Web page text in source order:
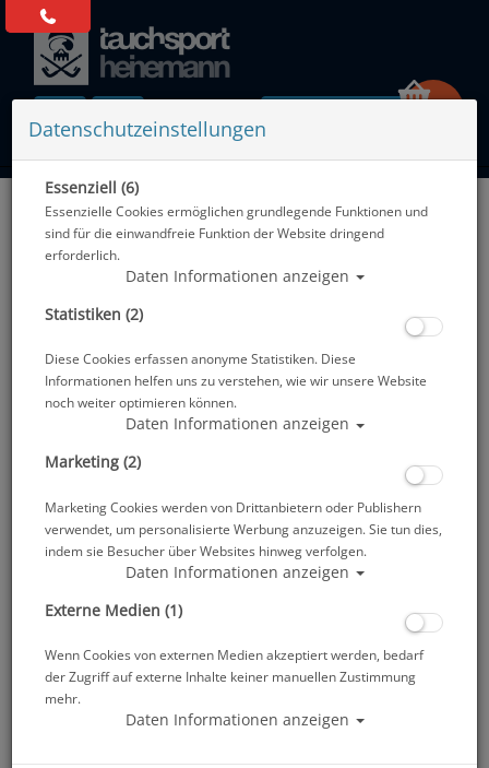
Alle Artikel zeigen aus: Atemregler - nur 1. Stufe
Datenschutzeinstellungen
Essenziell (6)
Essenzielle Cookies ermöglichen grundlegende Funktionen und
sind für die einwandfreie Funktion der Website dringend
erforderlich.
Daten Informationen anzeigen
Statistiken (2)
Diese Cookies erfassen anonyme Statistiken. Diese
Informationen helfen uns zu verstehen, wie wir unsere Website
noch weiter optimieren können.
Daten Informationen anzeigen
Marketing (2)
Marketing Cookies werden von Drittanbietern oder Publishern
verwendet, um personalisierte Werbung anzuzeigen. Sie tun dies,
indem sie Besucher über Websites hinweg verfolgen.
Daten Informationen anzeigen
Externe Medien (1)
Wenn Cookies von externen Medien akzeptiert werden, bedarf
der Zugriff auf externe Inhalte keiner manuellen Zustimmung
mehr.
Daten Informationen anzeigen